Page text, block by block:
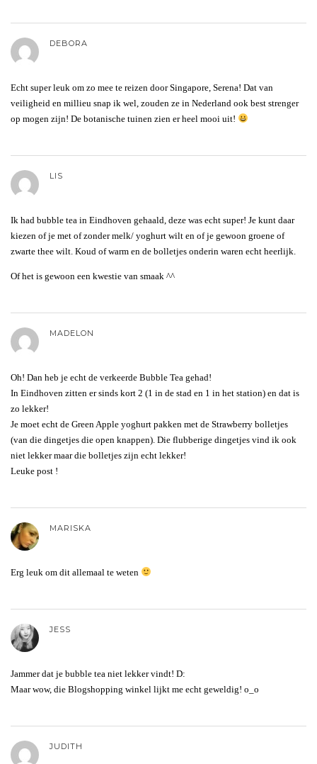
DEBORA
Echt super leuk om zo mee te reizen door Singapore, Serena! Dat van
veiligheid en millieu snap ik wel, zouden ze in Nederland ook best strenger
op mogen zijn! De botanische tuinen zien er heel mooi uit!
LIS
Ik had bubble tea in Eindhoven gehaald, deze was echt super! Je kunt daar
kiezen of je met of zonder melk/ yoghurt wilt en of je gewoon groene of
zwarte thee wilt. Koud of warm en de bolletjes onderin waren echt heerlijk.
Of het is gewoon een kwestie van smaak ^^
MADELON
Oh! Dan heb je echt de verkeerde Bubble Tea gehad!
In Eindhoven zitten er sinds kort 2 (1 in de stad en 1 in het station) en dat is
zo lekker!
Je moet echt de Green Apple yoghurt pakken met de Strawberry bolletjes
(van die dingetjes die open knappen). Die flubberige dingetjes vind ik ook
niet lekker maar die bolletjes zijn echt lekker!
Leuke post !
MARISKA
Erg leuk om dit allemaal te weten
JESS
Jammer dat je bubble tea niet lekker vindt! D:
Maar wow, die Blogshopping winkel lijkt me echt geweldig! o_o
JUDITH